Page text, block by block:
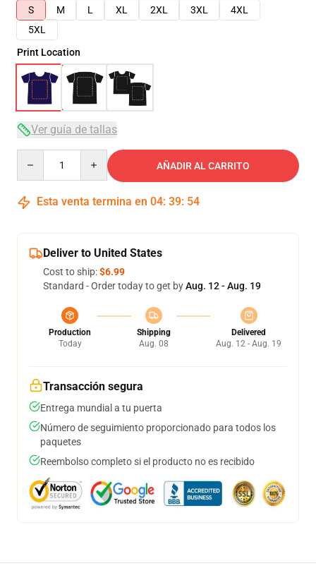
S
M L XL 2XL 3XL
4XL
5XL
Print Location
Ver guía de tallas
AÑADIR AL CARRITO
Esta venta termina en 04: 39: 54
Deliver to United States
Cost to ship:$6.99
Standard - Order today to get byAug. 12 - Aug. 19
Production
Today
Shipping
Aug. 08
Delivered
Aug. 12 - Aug. 19
Transacción segura
Entrega mundial a tu puerta
Número de seguimiento proporcionado para todos los
paquetes
Reembolso completo si el producto no es recibido